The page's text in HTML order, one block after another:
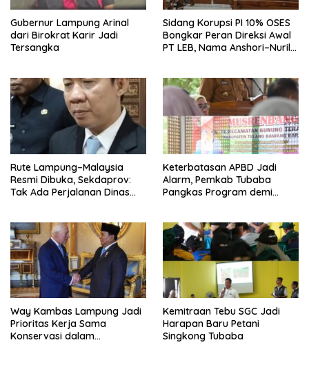
Gubernur Lampung Arinal
dari Birokrat Karir Jadi
Tersangka
Sidang Korupsi PI 10% OSES
Bongkar Peran Direksi Awal
PT LEB, Nama Anshori–Nuril
Rute Lampung–Malaysia
Resmi Dibuka, Sekdaprov:
Tak Ada Perjalanan Dinas
Keterbatasan APBD Jadi
Alarm, Pemkab Tubaba
Pangkas Program demi
Way Kambas Lampung Jadi
Prioritas Kerja Sama
Konservasi dalam
Kemitraan Tebu SGC Jadi
Harapan Baru Petani
Singkong Tubaba